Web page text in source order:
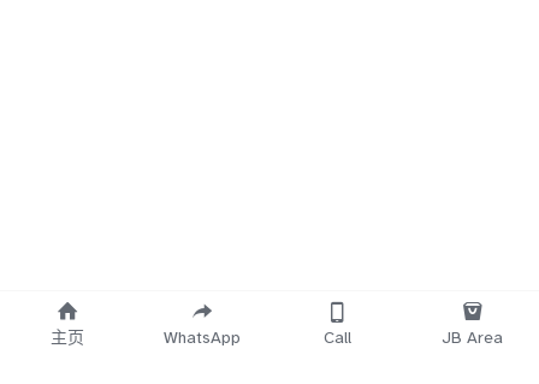
主页 WhatsApp Call JB Area